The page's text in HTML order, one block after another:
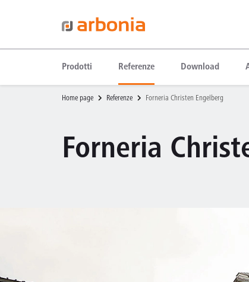
Prodotti Referenze Download
Home page Referenze Forneria Christen Engelberg
Forneria